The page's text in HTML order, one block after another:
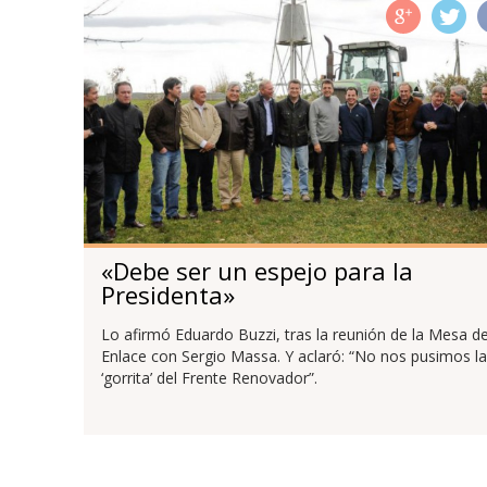
«Debe ser un espejo para la
Presidenta»
Lo afirmó Eduardo Buzzi, tras la reunión de la Mesa
Enlace con Sergio Massa. Y aclaró: “No nos pusimos la
‘gorrita’ del Frente Renovador”.